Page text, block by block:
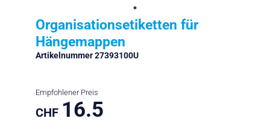
Organisationsetiketten für
Hängemappen
Artikelnummer 27393100U
Empfohlener Preis
CHF 16.5